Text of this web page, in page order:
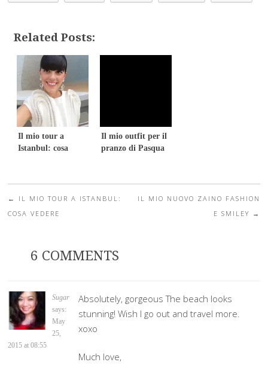
Related Posts:
Il mio tour a
Istanbul: cosa
Il mio outfit per il
pranzo di Pasqua
Post navigation
←
IL MIO TOUR A ISTANBUL:
COSA VEDERE
IL MIO NUOVO ZAINO FASHION
E SMILEY →
6 COMMENTS
Sugar
says:
May
25,
2015 at 08:55
Absolutely, gorgeous The beach looks
stunning! Wish I go out and travel more.
xoxo
Much love,